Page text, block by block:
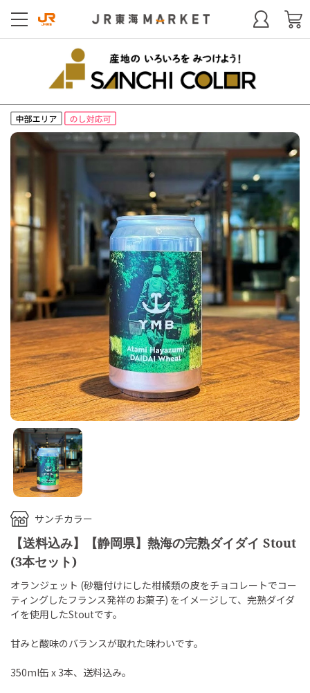
サンチカラー
【送料込み】【静岡県】熱海の完熟ダイダイ Stout
(3本セット)
オランジェット (砂糖付けにした柑橘類の皮をチョコレートでコー
ティングしたフランス発祥のお菓子) をイメージして、完熟ダイダ
イを使用したStoutです。
甘みと酸味のバランスが取れた味わいです。
350ml缶 x 3本、送料込み。